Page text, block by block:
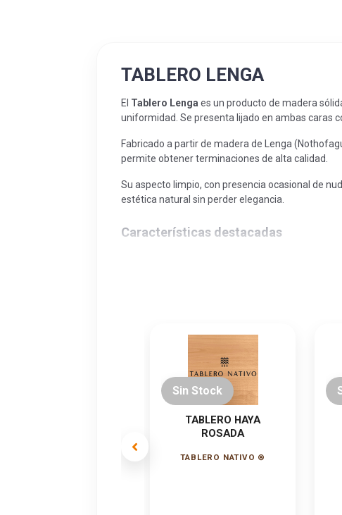
TABLERO LENGA
El Tablero Lenga es un producto de madera
uniformidad. Se presenta lijado en ambas caras
Fabricado a partir de madera de Lenga
permite obtener terminaciones de alta calidad.
Su aspecto limpio, con presencia ocasional de
estética natural sin perder elegancia.
Características destacadas
Buena estabilidad dimensional
Veta suave y textura fina
Usos recomendados
Muebles y carpintería interior
Revestimientos y paneles decorativos
Sin Stock
TABLERO HAYA
ROSADA
TABLERO NATIVO ®